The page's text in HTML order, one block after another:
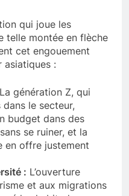
qui joue les
telle montée en flèche
cet engouement
asiatiques :
La génération Z, qui
le secteur,
budget dans des
se ruiner, et la
en offre justement
: L’ouverture
et aux migrations